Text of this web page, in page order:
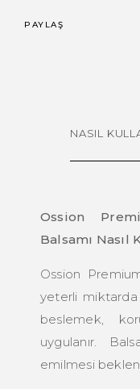
PAYLAŞ
NASIL
Ossion
Balsamı Nasıl
Ossion
yeterli
beslemek,
uygulanır.
emilmesi